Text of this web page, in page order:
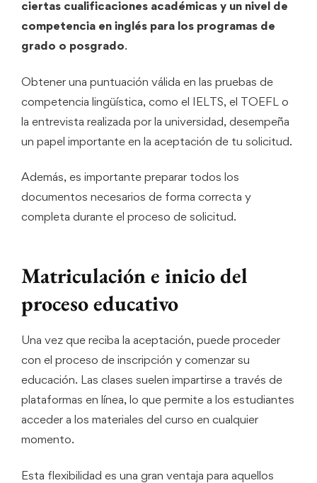
ciertas cualificaciones académicas y un nivel de
competencia en inglés para los programas de
grado o posgrado.
Obtener una puntuación válida en las pruebas de
competencia lingüística, como el IELTS, el TOEFL o
la entrevista realizada por la universidad, desempeña
un papel importante en la aceptación de tu solicitud.
Además, es importante preparar todos los
documentos necesarios de forma correcta y
completa durante el proceso de solicitud.
Matriculación e inicio del
proceso educativo
Una vez que reciba la aceptación, puede proceder
con el proceso de inscripción y comenzar su
educación. Las clases suelen impartirse a través de
plataformas en línea, lo que permite a los estudiantes
acceder a los materiales del curso en cualquier
momento.
Esta flexibilidad es una gran ventaja para aquellos